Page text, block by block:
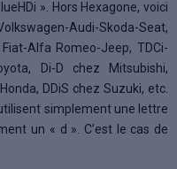
». Hors Hexagone, voici
Audi-Skoda-Seat,
Alfa Romeo-Jeep, TDCi-
Di-D chez Mitsubishi,
DDiS chez Suzuki, etc.
simplement une lettre
un « d ». C’est le cas de